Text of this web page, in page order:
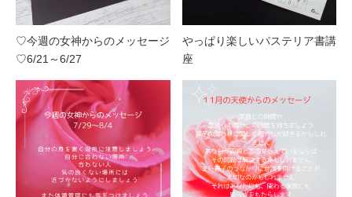
♡今週の女神からのメッセージ
♡6/21～6/27
やっぱり楽しいパステリア書講
座